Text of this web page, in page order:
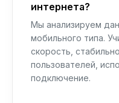
интернета?
Мы анализируем
мобильного типа.
скорость,
пользователей,
подключение.